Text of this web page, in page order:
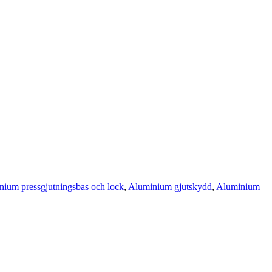
pressgjutningsbas och lock, Aluminium gjutskydd, Aluminium